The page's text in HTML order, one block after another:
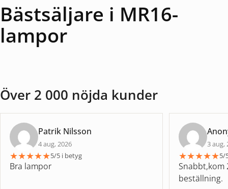
Bästsäljare i MR16-
lampor
Över 2 000 nöjda kunder
Patrik Nilsson
4 aug, 2026
★★★★★5/5 i betyg
Bra lampor
3 aug,
★★★★★5/
Snabbt,kom
beställning.